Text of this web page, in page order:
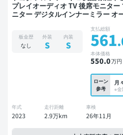
プレイオーディオ TV 後席モニタ
ニター デジタルインナーミラー オ
ター 全方位カメラ ドライブレコー
スライドドア 7人乗り
板金歴
なし
外装
S
内装
S
支払総額
561
本体価格
550.0万円
ローン
参考
月
※金
年式
2023
走行距離
2.9万km
車検
26年11月